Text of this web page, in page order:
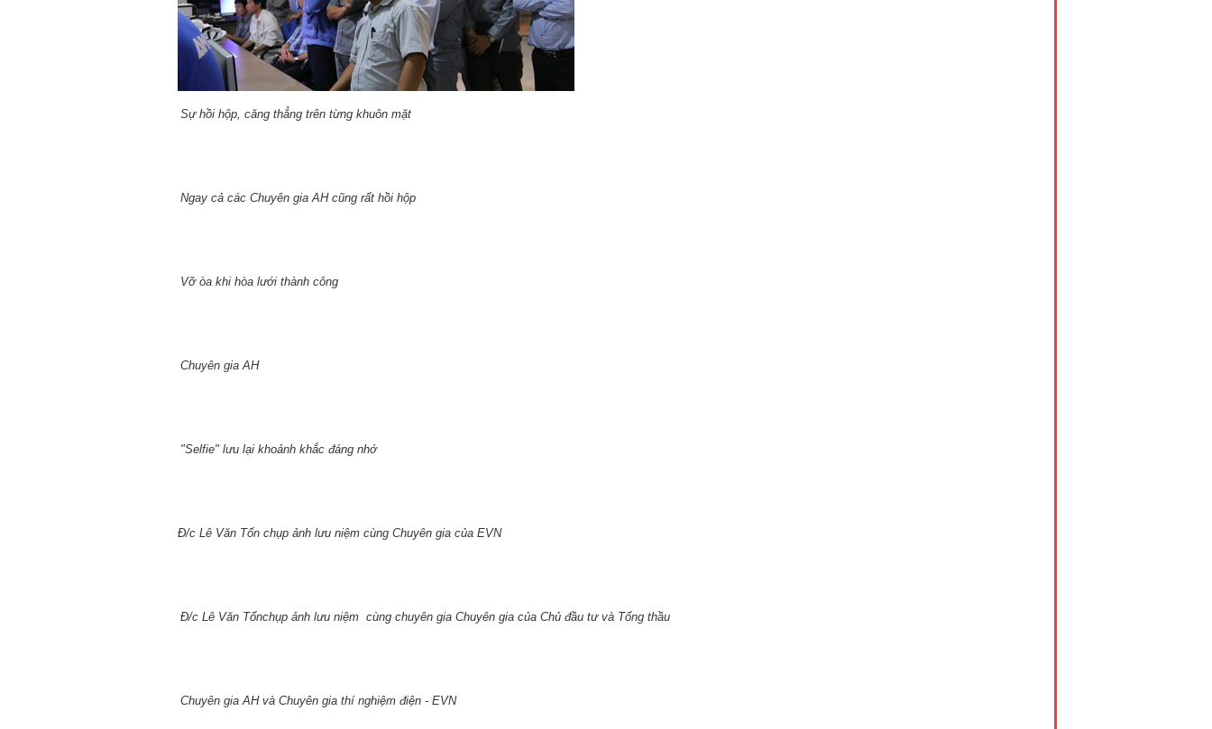
Sự hồi hộp, căng thẳng trên từng khuôn mặt
Ngay cả các Chuyên gia AH cũng rất hồi hộp
Vỡ òa khi hòa lưới thành công
Chuyên gia AH
"Selfie" lưu lại khoảnh khắc đáng nhớ
Đ/c Lê Văn Tốn chụp ảnh lưu niệm cùng Chuyên gia của EVN
Đ/c Lê Văn Tốnchụp ảnh lưu niệm cùng chuyên gia Chuyên gia của Chủ đầu tư và Tổng thầu
Chuyên gia AH và Chuyên gia thí nghiệm điện - EVN